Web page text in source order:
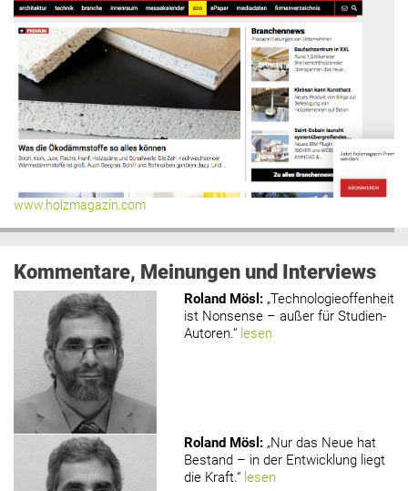
www.holzmagazin.com
Kommentare, Meinungen und Interviews
Roland Mösl : „Technologieoffenheit
ist Nonsense – außer für Studien-
Autoren.“ lesen
Roland Mösl : „Nur das Neue hat
Bestand – in der Entwicklung liegt
die Kraft.“ lesen